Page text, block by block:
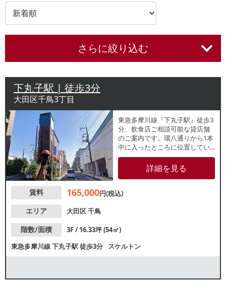
さらに絞り込む
下丸子駅 | 徒歩3分
大田区千鳥3丁目
東急多摩川線『下丸子駅』徒歩3
分、飲食店ご相談可能な貸店舗
のご案内です。環八通りから1本
中に入ったところに位置してい
るビル内の3階です。周辺には住
宅や公園があり、地域住民を中
心と集客が期待できます。詳細
わせください。
詳細を見る
賃料 165,000円(税込)
エリア
大田区千鳥
階数/面積
3F / 16.33坪 (54㎡)
東急多摩川線下丸子駅徒歩3分 スケルトン